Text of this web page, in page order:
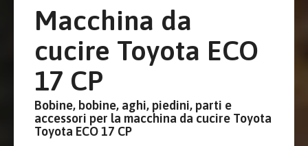
Macchina da
cucire Toyota ECO
17 CP
Bobine, bobine, aghi, piedini, parti e
accessori per la macchina da cucire Toyota
Toyota ECO 17 CP